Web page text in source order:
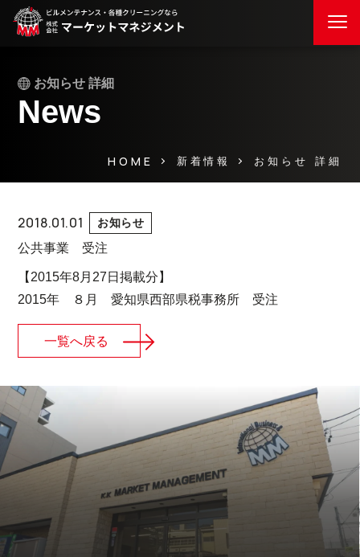
お知らせ 詳細
News
HOME 新着情報 お知らせ 詳細
2018.01.01 お知らせ
公共事業 受注
【2015年8月27日掲載分】
2015年 ８月 愛知県西部県税事務所 受注
一覧へ戻る